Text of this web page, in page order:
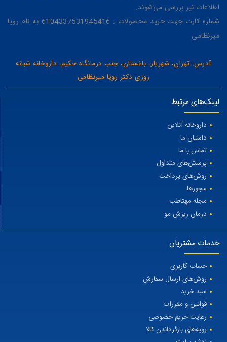
اطلاعات نیز بررسی می‌شوند.
شماره کارت جهت خرید محصولات : 6104337531945416 به نام رویا
میرنظامی
آدرس: تهران، شهریار، باغستان، جنب درمانگاه حکیم، داروخانه شبانه
روزی دکتر رویا میرنظامی
لینک‌های مرتبط
داروخانه آنلاین
داستان ما
تماس با ما
پرسش‌های متداول
روش‌های پرداخت
مجوزها
مجله مهتاطب
درمان ریزش مو
خدمات مشتریان
حساب کاربری
روش‌های ارسال سفارش
سبد خرید
قوانین و مقررات
رعایت حریم خصوصی
رویه‌های بازگرداندن کالا